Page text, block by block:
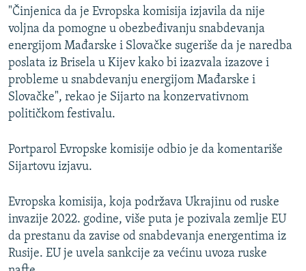
"Činjenica da je Evropska komisija izjavila da nije
voljna da pomogne u obezbeđivanju snabdevanja
energijom Mađarske i Slovačke sugeriše da je naredba
poslata iz Brisela u Kijev kako bi izazvala izazove i
probleme u snabdevanju energijom Mađarske i
Slovačke", rekao je Sijarto na konzervativnom
političkom festivalu.
Portparol Evropske komisije odbio je da komentariše
Sijartovu izjavu.
Evropska komisija, koja podržava Ukrajinu od ruske
invazije 2022. godine, više puta je pozivala zemlje EU
da prestanu da zavise od snabdevanja energentima iz
Rusije. EU je uvela sankcije za većinu uvoza ruske